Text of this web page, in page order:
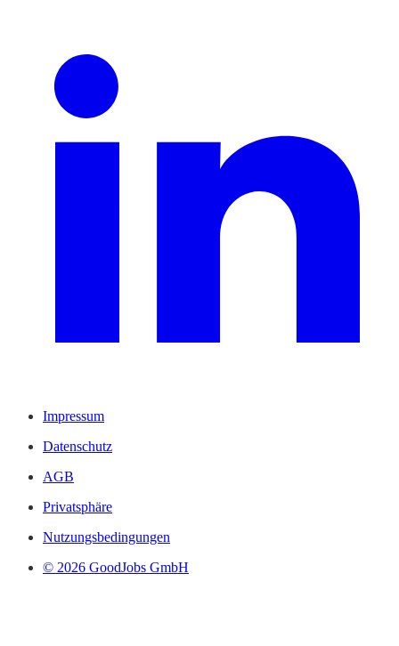
Impressum
Datenschutz
AGB
Privatsphäre
Nutzungsbedingungen
© 2026 GoodJobs GmbH